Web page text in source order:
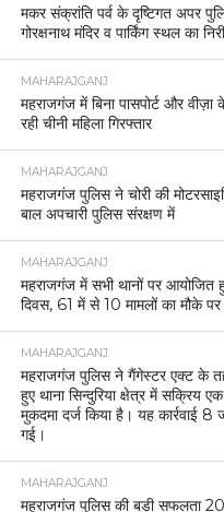
मकर संक्रांति पर्व के दृष्टिगत अपर
गोरक्षनाथ मंदिर व पार्किंग स्थल का
MAHARAJGANJ
महराजगंज में बिना पासपोर्ट और
रही चीनी महिला गिरफ्तार
MAHARAJGANJ
महराजगंज पुलिस ने चोरी की
बाल अपचारी पुलिस संरक्षण में
MAHARAJGANJ
महराजगंज में सभी थानों पर आयोजित
दिवस, 61 में से 10 मामलों का मौके पर
MAHARAJGANJ
महराजगंज पुलिस ने गैंगेस्टर एक्ट के
हुए थाना सिन्दुरिया क्षेत्र में सक्रिय
मुकदमा दर्ज किया है। यह कार्रवाई
गई।
MAHARAJGANJ
महराजगंज पुलिस की बड़ी सफलता